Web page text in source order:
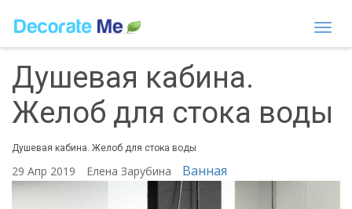
Душевая кабина.
Желоб для стока воды
Душевая кабина. Желоб для стока воды
29 Апр 2019 Елена Зарубина Ванная